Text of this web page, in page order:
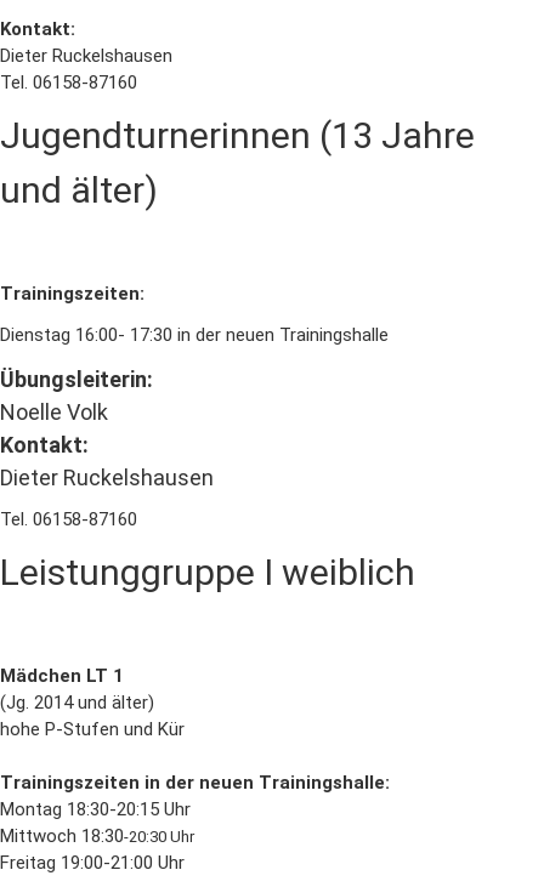
Kontakt:
Dieter Ruckelshausen
Tel. 06158-87160
Jugendturnerinnen (13 Jahre
und älter)
Trainingszeiten:
Dienstag 16:00- 17:30 in der neuen Trainingshalle
Übungsleiterin:
Noelle Volk
Kontakt:
Dieter Ruckelshausen
Tel. 06158-87160
Leistunggruppe I weiblich
Mädchen LT 1
(Jg. 2014 und älter)
hohe P-Stufen und Kür
Trainingszeiten in der neuen Trainingshalle:
Montag 18:30-20:15 Uhr
Mittwoch 18:30-20:30 Uhr
Freitag 19:00-21:00 Uhr